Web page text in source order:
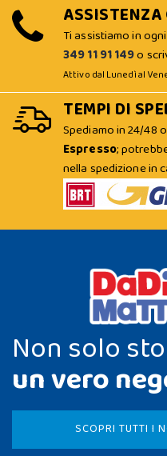
ASSISTENZA
Ti assistiamo in
349 11 91 149o
Attivo dal Lunedì al
TEMPI DI
Spediamo in 24/48
Espresso;
nella spedizione in
Non solo
un vero
SCOPRI TUTTI I